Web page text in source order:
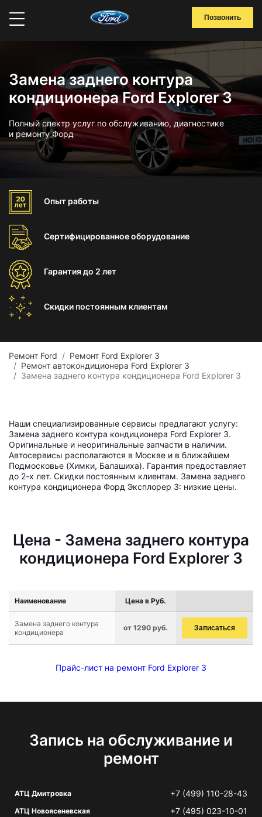
Позвонить
Замена заднего контура
кондиционера Ford Explorer 3
Полный спектр услуг по обслуживанию, диагностике
и ремонту Форд
Опыт работы
Сертифицированноеоборудование
Гарантиядо 2 лет
Скидки постоянным клиентам
Ремонт Ford
Ремонт Ford Explorer 3
Ремонт автокондиционера Ford Explorer 3
Замена заднего контура кондиционера Ford Explorer 3
Наши специализированные сервисы предлагают услугу:
Замена заднего контура кондиционера Ford Explorer 3.
Оригинальные и неоригинальные запчасти в наличии.
Автосервисы располагаются в Москве и в ближайшем
Подмосковье (Химки, Балашиха). Гарантия предоставляет
до 2-х лет. Скидки постоянным клиентам. Замена заднего
контура кондиционера Форд Эксплорер 3: низкие цены.
Цена - Замена заднего контура
кондиционера Ford Explorer 3
Наименование Цена в Руб.
Замена заднего контура
кондиционера
от 1290 руб. Записаться
Прайс-лист на ремонт Ford Explorer 3
Запись на обслуживание и
ремонт
АТЦ Дмитровка +7 (499) 110-28-43
АТЦ Новоясеневская +7 (495) 023-10-01